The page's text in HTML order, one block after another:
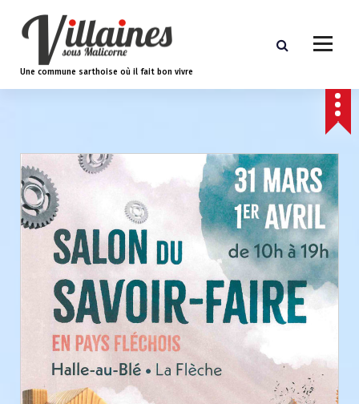
Une commune sarthoise où il fait bon vivre